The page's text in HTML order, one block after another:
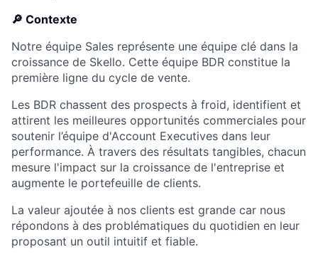
🔎 Contexte
Notre équipe Sales représente une équipe clé dans la
croissance de Skello. Cette équipe BDR constitue la
première ligne du cycle de vente.
Les BDR chassent des prospects à froid, identifient et
attirent les meilleures opportunités commerciales pour
soutenir l’équipe d'Account Executives dans leur
performance. À travers des résultats tangibles, chacun
mesure l'impact sur la croissance de l'entreprise et
augmente le portefeuille de clients.
La valeur ajoutée à nos clients est grande car nous
répondons à des problématiques du quotidien en leur
proposant un outil intuitif et fiable.